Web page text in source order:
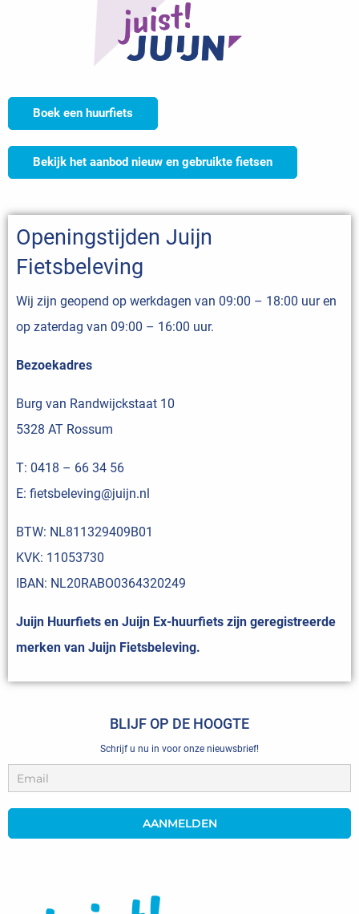
Boek een huurfiets
Bekijk het aanbod nieuw en gebruikte fietsen
Openingstijden Juijn
Fietsbeleving
Wij zijn geopend op werkdagen van 09:00 – 18:00 uur en
op zaterdag van 09:00 – 16:00 uur.
Bezoekadres
Burg van Randwijckstaat 10
5328 AT Rossum
T: 0418 – 66 34 56
E: fietsbeleving@juijn.nl
BTW: NL811329409B01
KVK: 11053730
IBAN: NL20RABO0364320249
Juijn Huurfiets en Juijn Ex-huurfiets zijn geregistreerde
merken van Juijn Fietsbeleving.
BLIJF OP DE HOOGTE
Schrijf u nu in voor onze nieuwsbrief!